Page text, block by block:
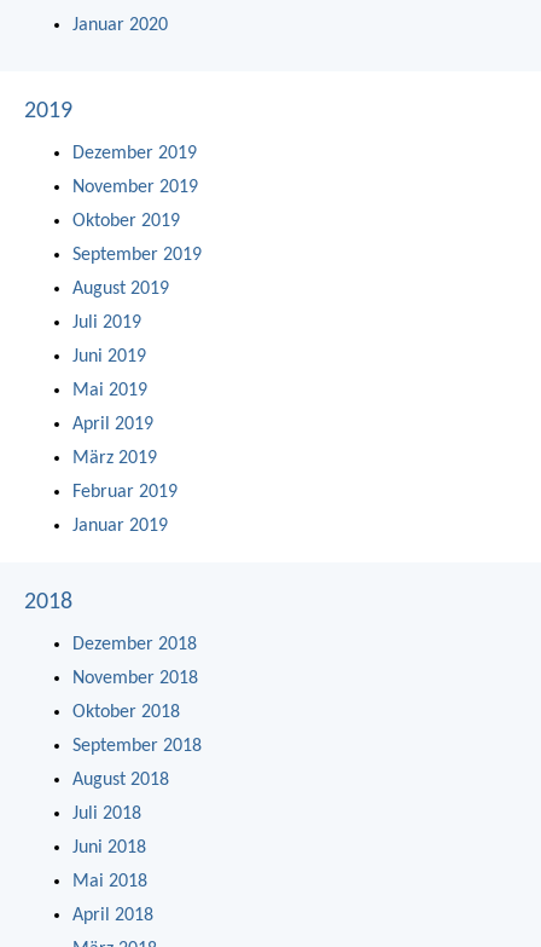
Januar 2020
2019
Dezember 2019
November 2019
Oktober 2019
September 2019
August 2019
Juli 2019
Juni 2019
Mai 2019
April 2019
März 2019
Februar 2019
Januar 2019
2018
Dezember 2018
November 2018
Oktober 2018
September 2018
August 2018
Juli 2018
Juni 2018
Mai 2018
April 2018